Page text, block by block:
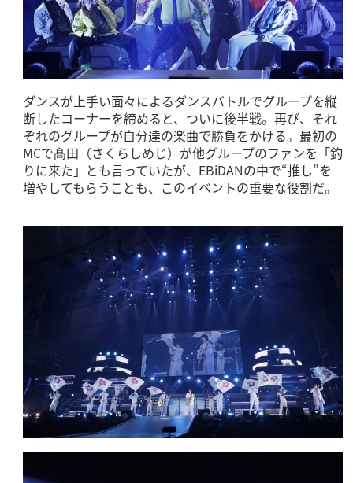
ダンスが上手い面々によるダンスバトルでグループを縦
断したコーナーを締めると、ついに後半戦。再び、それ
ぞれのグループが自分達の楽曲で勝負をかける。最初の
MCで髙田（さくらしめじ）が他グループのファンを「釣
りに来た」とも言っていたが、EBiDANの中で“推し”を
増やしてもらうことも、このイベントの重要な役割だ。